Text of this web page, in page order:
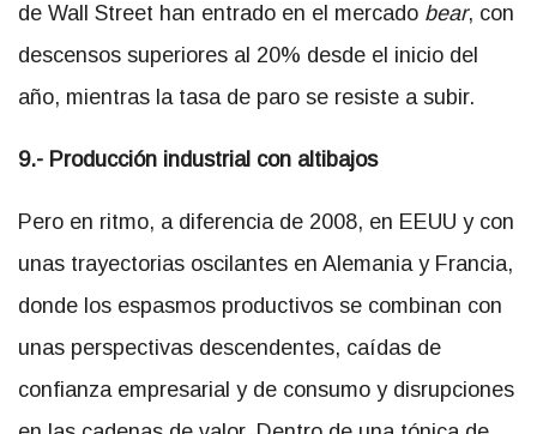
de Wall Street han entrado en el mercado bear, con
descensos superiores al 20% desde el inicio del
año, mientras la tasa de paro se resiste a subir.
9.- Producción industrial con altibajos
Pero en ritmo, a diferencia de 2008, en EEUU y con
unas trayectorias oscilantes en Alemania y Francia,
donde los espasmos productivos se combinan con
unas perspectivas descendentes, caídas de
confianza empresarial y de consumo y disrupciones